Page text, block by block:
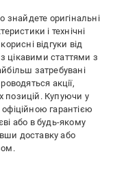
знайдете оригінальні
і технічні
відгуки від
цікавими статтями з
затребувані
акції,
позицій. Купуючи у
гарантією
або в будь-якому
доставку або